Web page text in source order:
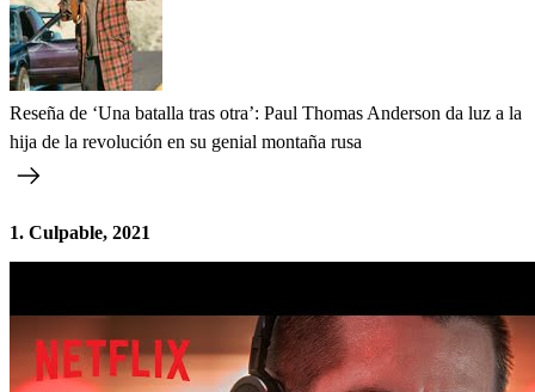
Reseña de ‘Una batalla tras otra’: Paul Thomas Anderson da luz a la
hija de la revolución en su genial montaña rusa
1. Culpable, 2021